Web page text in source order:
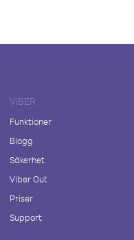
VIBER
Funktioner
Blogg
Säkerhet
Viber Out
Priser
Support